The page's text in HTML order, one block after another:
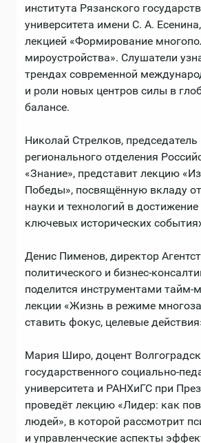
института Рязанского
университета имени С. А.
лекцией «Формирование
мироустройства». Слушатели
трендах современной
и роли новых центров силы в
балансе.
Николай Стрелков, председатель
регионального отделения
«Знание», представит лекцию
Победы», посвящённую вкладу
науки и технологий в
ключевых исторических
Денис Пименов, директор
политического и бизнес-
поделится инструментами тайм-
лекции «Жизнь в режиме
ставить фокус, целевые
Мария Широ, доцент
государственного социально-
университета и РАНХиГС при
проведёт лекцию «Лидер: как
людей», в которой рассмотрит
и управленческие аспекты